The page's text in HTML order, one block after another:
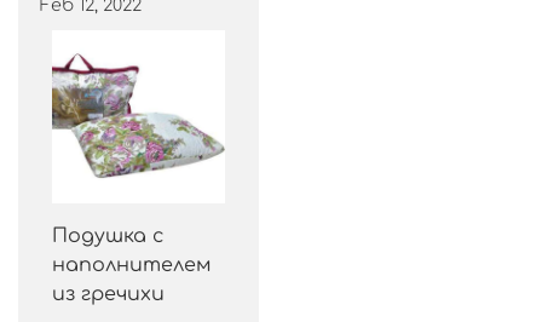
Feb 12, 2022
Подушка с
наполнителем
из гречихи